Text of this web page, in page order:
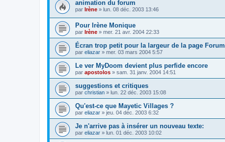
animation du forum
par Irène » lun. 08 déc. 2003 13:46
Pour Irène Monique
par Irène » mer. 21 avr. 2004 22:33
Écran trop petit pour la largeur de la page Forum
par eliazar » mer. 03 mars 2004 5:57
Le ver MyDoom devient plus perfide encore
par apostolos » sam. 31 janv. 2004 14:51
suggestions et critiques
par christian » lun. 22 déc. 2003 15:08
Qu'est-ce que Mayetic Villages ?
par eliazar » jeu. 04 déc. 2003 6:32
Je n'arrive pas à insérer un nouveau texte:
par eliazar » lun. 01 déc. 2003 10:02